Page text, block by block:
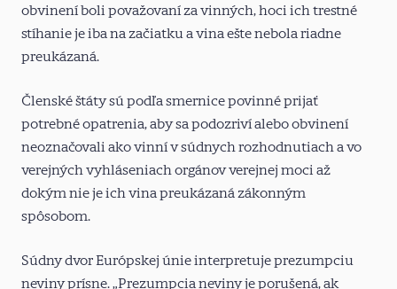
obvinení boli považovaní za vinných, hoci ich trestné
stíhanie je iba na začiatku a vina ešte nebola riadne
preukázaná.
Členské štáty sú podľa smernice povinné prijať
potrebné opatrenia, aby sa podozriví alebo obvinení
neoznačovali ako vinní v súdnych rozhodnutiach a vo
verejných vyhláseniach orgánov verejnej moci až
dokým nie je ich vina preukázaná zákonným
spôsobom.
Súdny dvor Európskej únie interpretuje prezumpciu
neviny prísne. „Prezumpcia neviny je porušená, ak